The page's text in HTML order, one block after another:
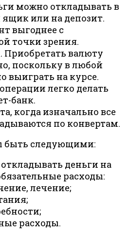
можно откладывать в
или на депозит.
выгоднее с
точки зрения.
Приобретать валюту
поскольку в любой
выиграть на курсе.
легко делать
банк.
когда изначально все
по конвертам.
быть следующими:
деньги на
расходы:
лечение;
расходы.